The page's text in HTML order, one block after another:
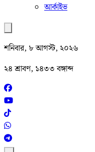
আর্কাইভ
শনিবার, ৮ আগস্ট, ২০২৬
২৪ শ্রাবণ, ১৪৩৩ বঙ্গাব্দ